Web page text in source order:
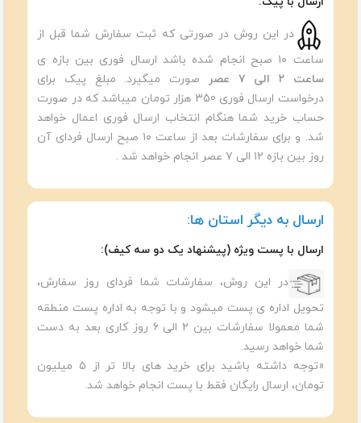
در این روش در صورتی که ثبت سفارش شما قبل از
ساعت ۱۰ صبح انجام شده باشد ارسال فوری بین بازه ی
ساعت ۲ الی ۷ عصر
صورت میگیرد. مبلغ پیک برای
درخواست ارسال فوری 350 هزار تومان میباشد که در صورت
حساب خرید شما هنگام انتخاب ارسال فوری اعمال خواهد
شد. و برای سفارشات بعد از ساعت ۱۰ صبح ارسال فردای آن
روز بین بازه ۱۲ الی ۷ عصر انجام خواهد شد .
ارسال به دیگر استان ها:
ارسال با پست ویژه (پیشنهاد یک دو سه کیف):
در این روش، سفارشات شما فردای روز سفارش،
تحویل اداره ی پست میشود و با توجه به اداره پست منطقه
شما معمولا سفارشات بین ۲ الی ۶ روز کاری بعد به دست
شما خواهد رسید.
«توجه داشته باشید برای خرید های بالا تر از 5 میلیون
تومان، ارسال رایگان فقط با پست انجام خواهد شد.